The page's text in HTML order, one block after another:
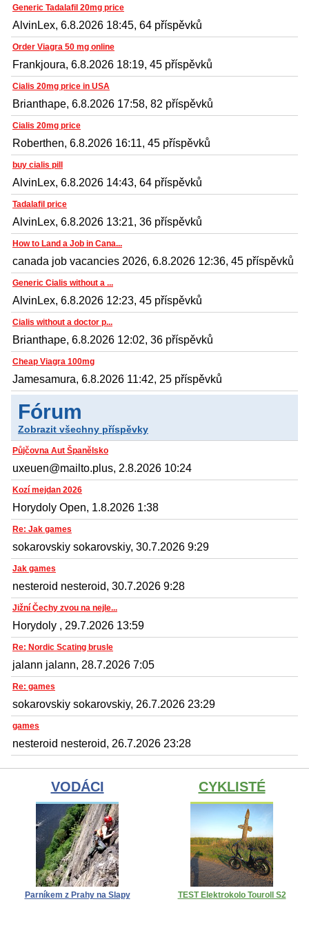
Generic Tadalafil 20mg price
AlvinLex, 6.8.2026 18:45, 64 příspěvků
Order Viagra 50 mg online
Frankjoura, 6.8.2026 18:19, 45 příspěvků
Cialis 20mg price in USA
Brianthape, 6.8.2026 17:58, 82 příspěvků
Cialis 20mg price
Roberthen, 6.8.2026 16:11, 45 příspěvků
buy cialis pill
AlvinLex, 6.8.2026 14:43, 64 příspěvků
Tadalafil price
AlvinLex, 6.8.2026 13:21, 36 příspěvků
How to Land a Job in Cana...
canada job vacancies 2026, 6.8.2026 12:36, 45 příspěvků
Generic Cialis without a ...
AlvinLex, 6.8.2026 12:23, 45 příspěvků
Cialis without a doctor p...
Brianthape, 6.8.2026 12:02, 36 příspěvků
Cheap Viagra 100mg
Jamesamura, 6.8.2026 11:42, 25 příspěvků
Fórum
Zobrazit všechny příspěvky
Půjčovna Aut Španělsko
uxeuen@mailto.plus, 2.8.2026 10:24
Kozí mejdan 2026
Horydoly Open, 1.8.2026 1:38
Re: Jak games
sokarovskiy sokarovskiy, 30.7.2026 9:29
Jak games
nesteroid nesteroid, 30.7.2026 9:28
Jižní Čechy zvou na nejle...
Horydoly , 29.7.2026 13:59
Re: Nordic Scating brusle
jalann jalann, 28.7.2026 7:05
Re: games
sokarovskiy sokarovskiy, 26.7.2026 23:29
games
nesteroid nesteroid, 26.7.2026 23:28
VODÁCI
Parníkem z Prahy na Slapy
CYKLISTÉ
TEST Elektrokolo Touroll S2